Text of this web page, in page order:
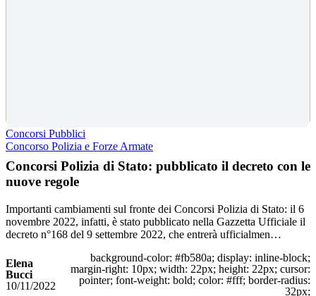
Concorsi Pubblici
Concorso Polizia e Forze Armate
Concorsi Polizia di Stato: pubblicato il decreto con le
nuove regole
Importanti cambiamenti sul fronte dei Concorsi Polizia di Stato: il 6
novembre 2022, infatti, è stato pubblicato nella Gazzetta Ufficiale il
decreto n°168 del 9 settembre 2022, che entrerà ufficialmen…
Elena
Bucci
10/11/2022
background-color: #fb580a; display: inline-block;
margin-right: 10px; width: 22px; height: 22px; cursor:
pointer; font-weight: bold; color: #fff; border-radius:
32px;